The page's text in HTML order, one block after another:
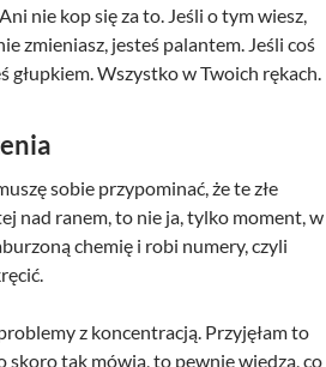
nie kop się za to. Jeśli o tym wiesz,
zmieniasz, jesteś palantem. Jeśli coś
głupkiem. Wszystko w Twoich rękach.
sobie przypominać, że te złe
nad ranem, to nie ja, tylko moment, w
chemię i robi numery, czyli
z koncentracją. Przyjęłam to
skoro tak mówią, to pewnie wiedzą, co